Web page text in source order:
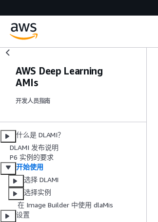
AWS Deep Learning
AMIs
开发人员指南
什么是 DLAMI？
DLAMI 发布说明
P6 实例的要求
开始使用
选择 DLAMI
选择实例
在 Image Builder 中使用 dlaMis
设置